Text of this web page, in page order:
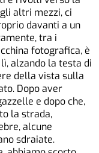
altri mezzi, ci
davanti a un
tra i
fotografica, è
alzando la testa di
della vista sulla
Dopo aver
e dopo che,
la strada,
alcune
sdraiate.